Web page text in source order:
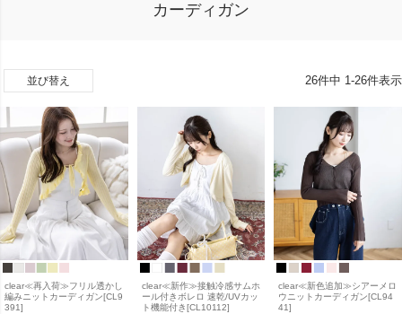
カーディガン
並び替え 26件中 1-26件表示
clear≪再入荷≫フリル透かし
編みニットカーディガン[CL9
391]
clear≪新作≫接触冷感サムホ
ール付きボレロ 速乾/UVカッ
ト機能付き[CL10112]
clear≪新色追加≫シアーメロ
ウニットカーディガン[CL94
41]